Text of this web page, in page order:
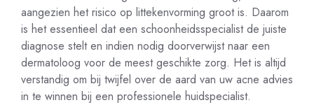
aangezien het risico op littekenvorming groot is. Daarom
is het essentieel dat een schoonheidsspecialist de juiste
diagnose stelt en indien nodig doorverwijst naar een
dermatoloog voor de meest geschikte zorg. Het is altijd
verstandig om bij twijfel over de aard van uw acne advies
in te winnen bij een professionele huidspecialist.